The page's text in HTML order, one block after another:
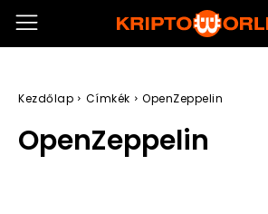
Kezdőlap Címkék OpenZeppelin
OpenZeppelin